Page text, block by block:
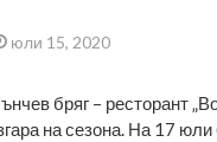
юли 15, 2020
бряг – ресторант
на сезона. На 17